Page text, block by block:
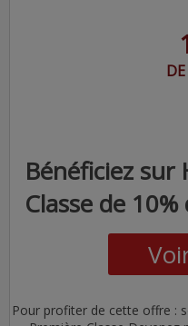
Bénéficiez sur
Classe de
Pour profiter de cette offre :